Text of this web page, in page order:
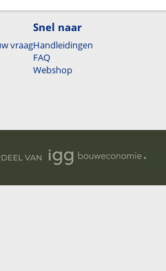
vraag
Snel naar
Handleidingen
FAQ
Webshop